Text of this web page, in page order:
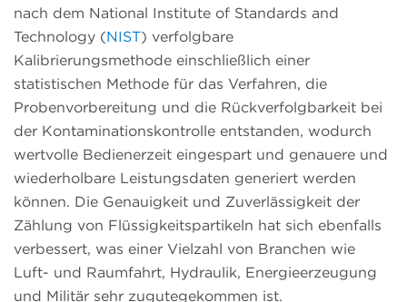
nach dem National Institute of Standards and
Technology (NIST) verfolgbare
Kalibrierungsmethode einschließlich einer
statistischen Methode für das Verfahren, die
Probenvorbereitung und die Rückverfolgbarkeit bei
der Kontaminationskontrolle entstanden, wodurch
wertvolle Bedienerzeit eingespart und genauere und
wiederholbare Leistungsdaten generiert werden
können. Die Genauigkeit und Zuverlässigkeit der
Zählung von Flüssigkeitspartikeln hat sich ebenfalls
verbessert, was einer Vielzahl von Branchen wie
Luft- und Raumfahrt, Hydraulik, Energieerzeugung
und Militär sehr zugutegekommen ist.